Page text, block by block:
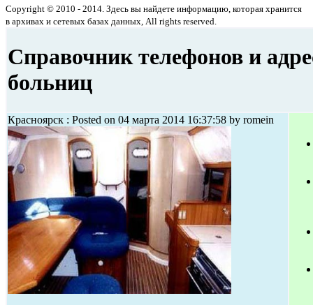
Copyright © 2010 - 2014. Здесь вы найдете информацию, которая хранится
в архивах и сетевых базах данных, All rights reserved.
Справочник телефонов и
больниц
Красноярск : Posted on 04 марта 2014 16:37:58 by romein